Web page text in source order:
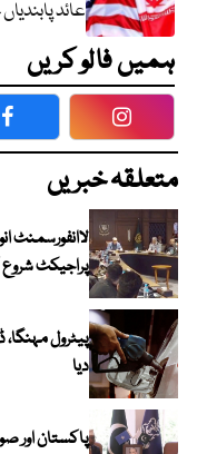
عائد
ہمیں فالو کریں
Facebook
متعلقہ خبریں
لاانفورسمنٹ
پراجیکٹ
پیٹرول
دیا
پاکستان اور